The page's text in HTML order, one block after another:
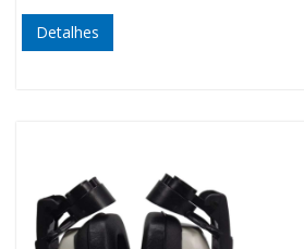
Detalhes